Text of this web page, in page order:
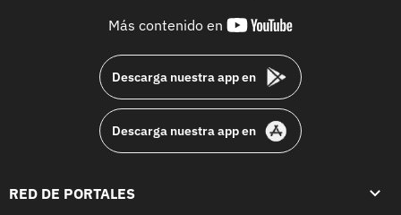
Más contenido en
youtube-
Descarga nuestra app en
Descarga nuestra app en
RED DE PORTALES